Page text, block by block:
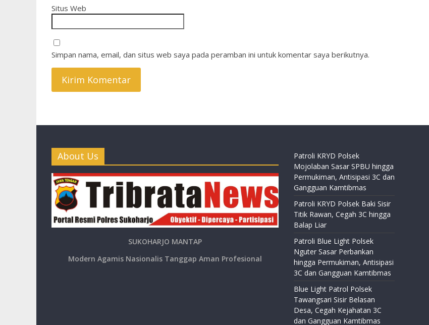
Situs Web
Simpan nama, email, dan situs web saya pada peramban ini untuk komentar saya berikutnya.
About Us
SUKOHARJO MANTAP
Modern Agamis Nasionalis Tanggap Aman Profesional
Patroli KRYD Polsek
Mojolaban Sasar SPBU hingga
Permukiman, Antisipasi 3C dan
Gangguan Kamtibmas
Patroli KRYD Polsek Baki Sisir
Titik Rawan, Cegah 3C hingga
Balap Liar
Patroli Blue Light Polsek
Nguter Sasar Perbankan
hingga Permukiman, Antisipasi
3C dan Gangguan Kamtibmas
Blue Light Patrol Polsek
Tawangsari Sisir Belasan
Desa, Cegah Kejahatan 3C
dan Gangguan Kamtibmas